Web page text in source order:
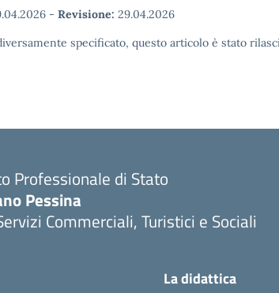
- Revisione: 29.04.2026
specificato, questo articolo è stato
Professionale di Stato
Pessina
Commerciali, Turistici e Sociali
La didattica